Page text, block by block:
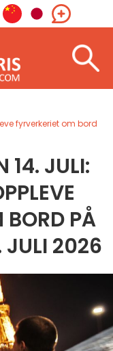
fyrverkeriet om bord
14. JULI:
BORD PÅ
JULI 2026